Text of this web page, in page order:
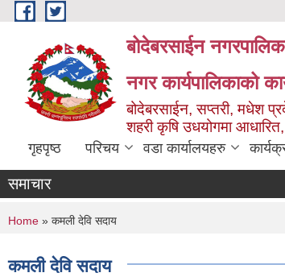
Skip to main content
बोदेबरसाईन
नगर कार्यपालिकाको
बोदेबरसाईन, सप्तरी, मधेश
शहरी कृषि उधयोगमा
गृहपृष्ठ परिचय वडा कार्यालयहरु
समाचार
You are here
Home » कमली देवि सदाय
कमली देवि सदाय